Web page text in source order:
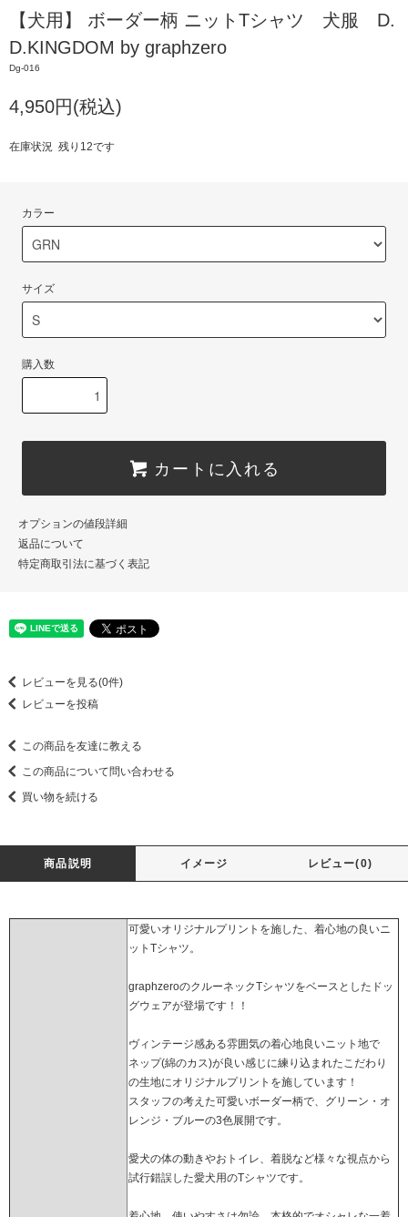
【犬用】 ボーダー柄 ニットTシャツ 犬服 D.
D.KINGDOM by graphzero
Dg-016
4,950円(税込)
在庫状況 残り12です
カラー
サイズ
購入数
カートに入れる
オプションの値段詳細
返品について
特定商取引法に基づく表記
レビューを見る(0件)
レビューを投稿
この商品を友達に教える
この商品について問い合わせる
買い物を続ける
商品説明 イメージ レビュー(0)
可愛いオリジナルプリントを施した、着心地の良いニ
ットTシャツ。
graphzeroのクルーネックTシャツをベースとしたドッ
グウェアが登場です！！
ヴィンテージ感ある雰囲気の着心地良いニット地で
ネップ(綿のカス)が良い感じに練り込まれたこだわり
の生地にオリジナルプリントを施しています！
スタッフの考えた可愛いボーダー柄で、グリーン・オ
レンジ・ブルーの3色展開です。
愛犬の体の動きやおトイレ、着脱など様々な視点から
試行錯誤した愛犬用のTシャツです。